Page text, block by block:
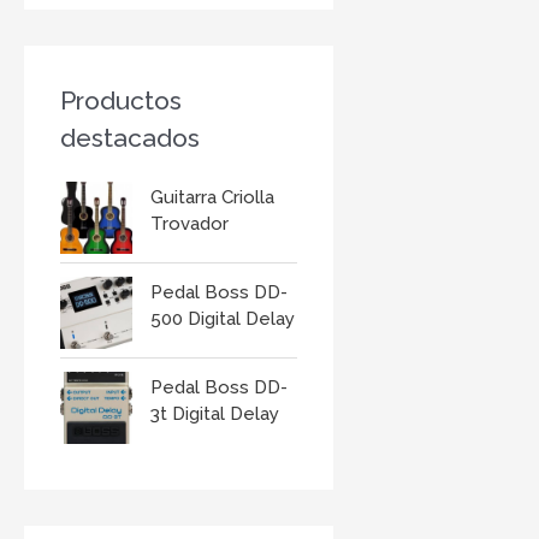
Productos
destacados
Guitarra Criolla
Trovador
Pedal Boss DD-
500 Digital Delay
Pedal Boss DD-
3t Digital Delay